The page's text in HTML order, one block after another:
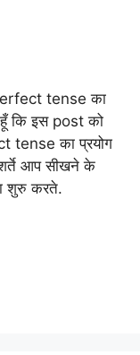
tense का
हूँ कि इस post को
tense का प्रयोग
आप सीखने के
शुरु करते.